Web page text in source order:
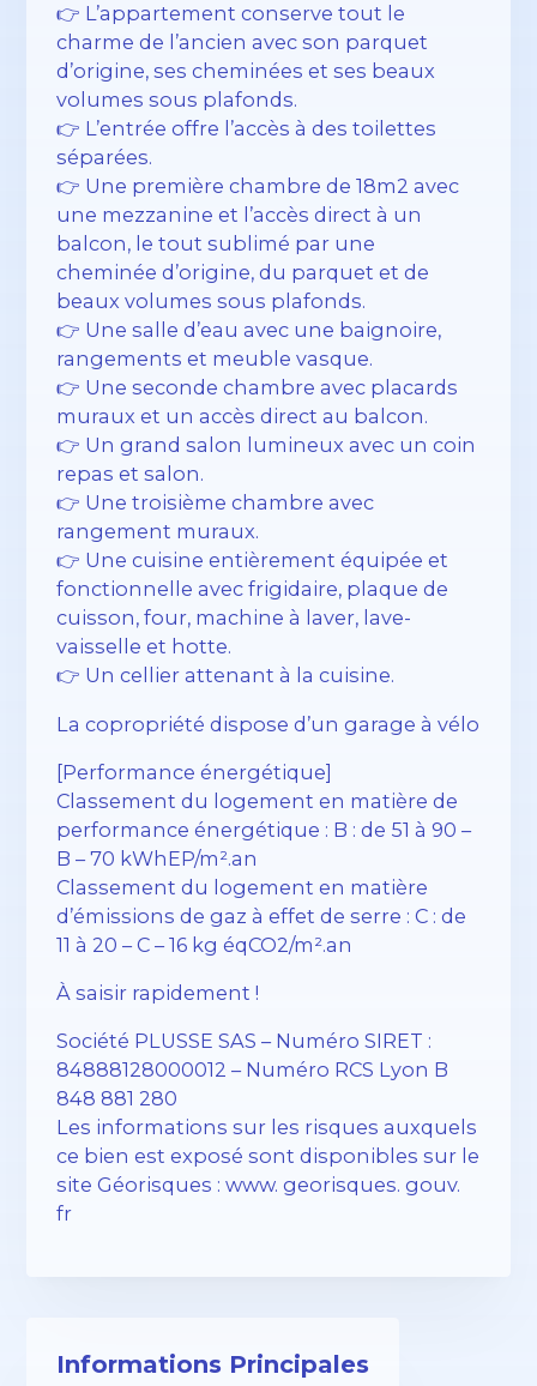
👉 L’appartement conserve tout le
charme de l’ancien avec son parquet
d’origine, ses cheminées et ses beaux
volumes sous plafonds.
👉 L’entrée offre l’accès à des toilettes
séparées.
👉 Une première chambre de 18m2 avec
une mezzanine et l’accès direct à un
balcon, le tout sublimé par une
cheminée d’origine, du parquet et de
beaux volumes sous plafonds.
👉 Une salle d’eau avec une baignoire,
rangements et meuble vasque.
👉 Une seconde chambre avec placards
muraux et un accès direct au balcon.
👉 Un grand salon lumineux avec un coin
repas et salon.
👉 Une troisième chambre avec
rangement muraux.
👉 Une cuisine entièrement équipée et
fonctionnelle avec frigidaire, plaque de
cuisson, four, machine à laver, lave-
vaisselle et hotte.
👉 Un cellier attenant à la cuisine.
La copropriété dispose d’un garage à vélo
[Performance énergétique]
Classement du logement en matière de
performance énergétique : B : de 51 à 90 –
B – 70 kWhEP/m².an
Classement du logement en matière
d’émissions de gaz à effet de serre : C : de
11 à 20 – C – 16 kg éqCO2/m².an
À saisir rapidement !
Société PLUSSE SAS – ​​Numéro SIRET :
84888128000012 – Numéro RCS Lyon B
848 881 280
Les informations sur les risques auxquels
ce bien est exposé sont disponibles sur le
site Géorisques : www. georisques. gouv.
fr
Informations Principales